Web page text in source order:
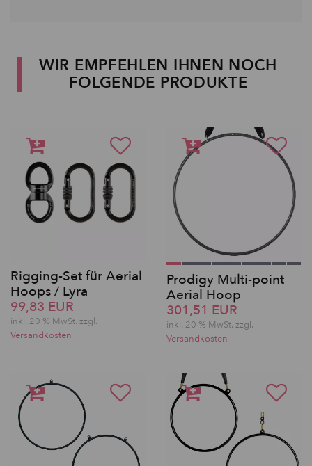
WIR EMPFEHLEN IHNEN NOCH
FOLGENDE PRODUKTE
Rigging-Set für Aerial
Hoops / Lyra
99,83 EUR
inkl. 20 % MwSt. zzgl.
Versandkosten
Prodigy Multi-point
Aerial Hoop
301,51 EUR
inkl. 20 % MwSt. zzgl.
Versandkosten